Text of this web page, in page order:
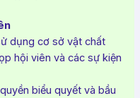
dụng cơ sở vật chất
hội viên và các sự kiện
biểu quyết và bầu